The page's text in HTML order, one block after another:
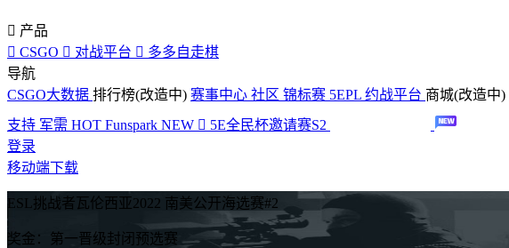
 产品
 CSGO  对战平台  多多自走棋
导航
CSGO大数据 排行榜(改造中) 赛事中心 社区 锦标赛 5EPL 约战平台 商城(改造中)
支持 军需 HOT Funspark NEW  5E全民杯邀请赛S2
登录
移动端下载
ESL挑战者瓦伦西亚2022 南美公开海选赛#2
奖金：第一晋级封闭预选赛